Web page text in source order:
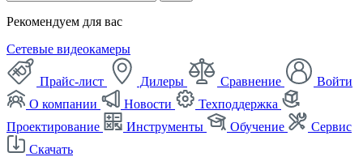
Рекомендуем для вас
Сетевые видеокамеры
Прайс-лист Дилеры Сравнение
Войти
О компании
Новости
Техподдержка
Проектирование
Инструменты Обучение
Сервис
Скачать